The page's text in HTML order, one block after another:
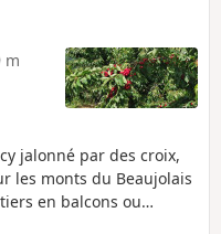
m
jalonné par des croix,
les monts du Beaujolais
en balcons ou